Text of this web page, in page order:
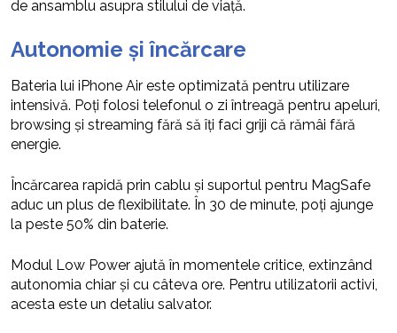
de ansamblu asupra stilului de viață.
Autonomie și încărcare
Bateria lui iPhone Air este optimizată pentru utilizare
intensivă. Poți folosi telefonul o zi întreagă pentru apeluri,
browsing și streaming fără să îți faci griji că rămâi fără
energie.
Încărcarea rapidă prin cablu și suportul pentru MagSafe
aduc un plus de flexibilitate. În 30 de minute, poți ajunge
la peste 50% din baterie.
Modul Low Power ajută în momentele critice, extinzând
autonomia chiar și cu câteva ore. Pentru utilizatorii activi,
acesta este un detaliu salvator.